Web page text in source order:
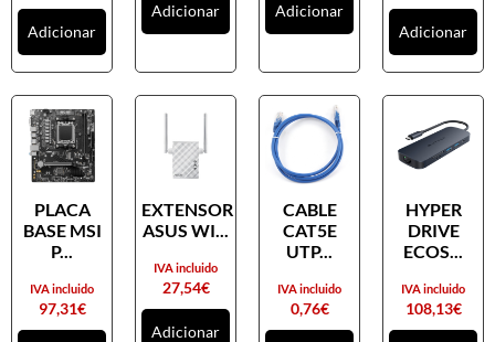
Adicionar
Adicionar Adicionar
Adicionar
PLACA
BASE MSI
P...
97,31€
IVA incluido
EXTENSOR
ASUS WI...
27,54€
IVA incluido
Adicionar
CABLE
CAT5E
UTP...
0,76€
IVA incluido
HYPER
DRIVE
ECOS...
108,13€
IVA incluido